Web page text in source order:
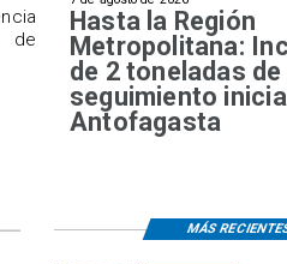
de
Hasta la Región
Metropolitana:
de 2 toneladas
seguimiento
Antofagasta
MÁS